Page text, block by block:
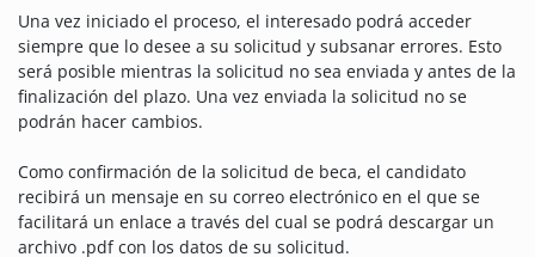
Una vez iniciado el proceso, el interesado podrá acceder
siempre que lo desee a su solicitud y subsanar errores. Esto
será posible mientras la solicitud no sea enviada y antes de la
finalización del plazo. Una vez enviada la solicitud no se
podrán hacer cambios.
Como confirmación de la solicitud de beca, el candidato
recibirá un mensaje en su correo electrónico en el que se
facilitará un enlace a través del cual se podrá descargar un
archivo .pdf con los datos de su solicitud.